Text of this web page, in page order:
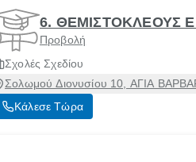
6. ΘΕΜΙΣΤΟΚΛΕΟΥΣ Ε
Προβολή
Σχολές Σχεδίου
Σολωμού Διονυσίου 10, ΑΓΙΑ
Κάλεσε Τώρα